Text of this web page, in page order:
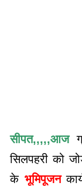
सीपत,,,,,आज
सिलपहरी को
के भूमिपूजन